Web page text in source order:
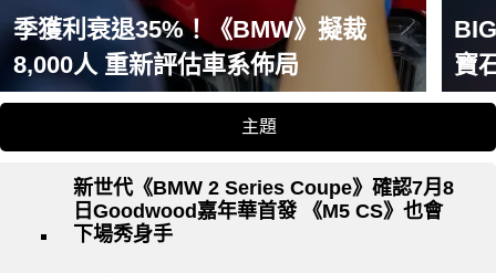
季獲利衰退35%！《BMW》擬裁
8,000人 重新評估車系佈局
寶
能
主題
新世代《BMW 2 Series Coupe》確認7月8
日Goodwood嘉年華首發 《M5 CS》也會
下場秀身手